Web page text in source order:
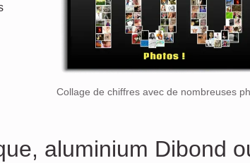
Collage de chiffres avec de nombreuses
aluminium Dibond